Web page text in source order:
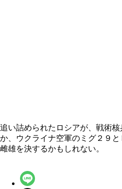
追い詰められたロシアが、戦術
か、ウクライナ空軍のミグ２９
雌雄を決するかもしれない。